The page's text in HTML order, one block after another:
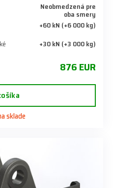
Neobmedzená pre
oba smery
+60 kN (+6 000 kg)
+30 kN (+3 000 kg)
876 EUR
sklade